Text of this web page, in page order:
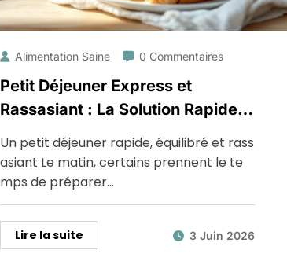
Alimentation Saine 0 Commentaires
Petit Déjeuner Express et
Rassasiant : La Solution Rapide
et Équilibrée
Un petit déjeuner rapide, équilibré et rass
asiant Le matin, certains prennent le te
mps de préparer…
Lire la suite 3 Juin 2026